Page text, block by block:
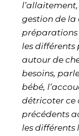
gestion de la
préparations
les différents
autour de
besoins,
bébé,
détricoter ce
précédents
les différents